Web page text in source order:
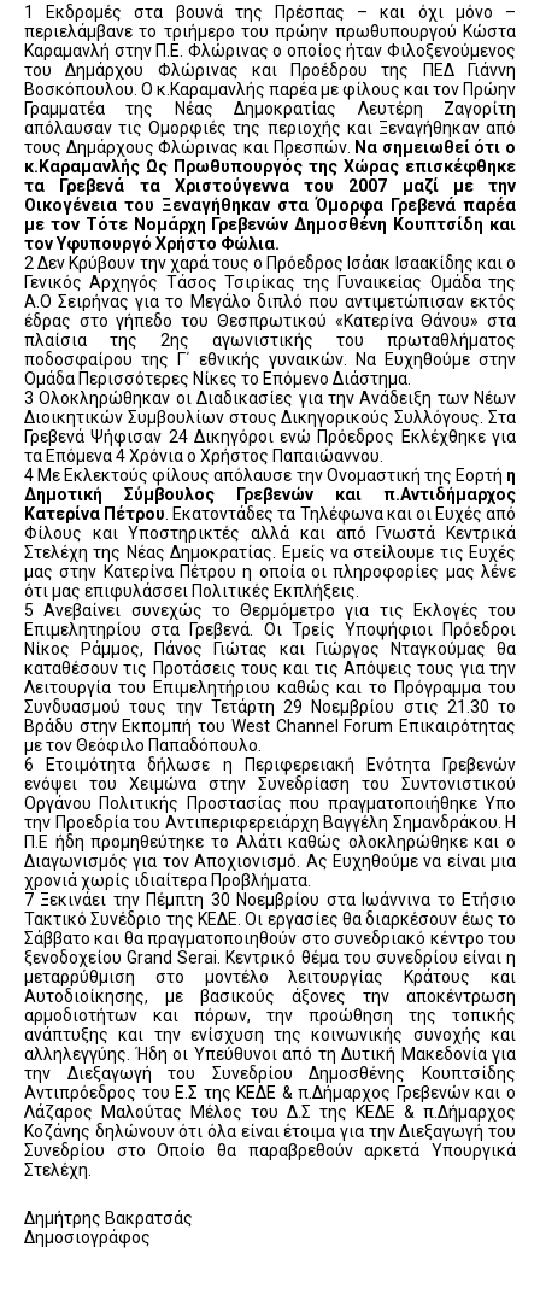
1 Εκδρομές στα βουνά της Πρέσπας – και όχι μόνο –
περιελάμβανε το τριήμερο του πρώην πρωθυπουργού Κώστα
Καραμανλή στην Π.Ε. Φλώρινας ο οποίος ήταν Φιλοξενούμενος
του Δημάρχου Φλώρινας και Προέδρου της ΠΕΔ Γιάννη
Βοσκόπουλου. Ο κ.Καραμανλής παρέα με φίλους και τον Πρώην
Γραμματέα της Νέας Δημοκρατίας Λευτέρη Ζαγορίτη
απόλαυσαν τις Ομορφιές της περιοχής και Ξεναγήθηκαν από
τους Δημάρχους Φλώρινας και Πρεσπών. Να σημειωθεί ότι ο
κ.Καραμανλής Ως Πρωθυπουργός της Χώρας επισκέφθηκε
τα Γρεβενά τα Χριστούγεννα του 2007 μαζί με την
Οικογένεια του Ξεναγήθηκαν στα Όμορφα Γρεβενά παρέα
με τον Τότε Νομάρχη Γρεβενών Δημοσθένη Κουπτσίδη και
τον Υφυπουργό Χρήστο Φώλια.
2 Δεν Κρύβουν την χαρά τους ο Πρόεδρος Ισάακ Ισαακίδης και ο
Γενικός Αρχηγός Τάσος Τσιρίκας της Γυναικείας Ομάδα της
Α.Ο Σειρήνας για το Μεγάλο διπλό που αντιμετώπισαν εκτός
έδρας στο γήπεδο του Θεσπρωτικού «Κατερίνα Θάνου» στα
πλαίσια της 2ης αγωνιστικής του πρωταθλήματος
ποδοσφαίρου της Γ΄ εθνικής γυναικών. Να Ευχηθούμε στην
Ομάδα Περισσότερες Νίκες το Επόμενο Διάστημα.
3 Ολοκληρώθηκαν οι Διαδικασίες για την Ανάδειξη των Νέων
Διοικητικών Συμβουλίων στους Δικηγορικούς Συλλόγους. Στα
Γρεβενά Ψήφισαν 24 Δικηγόροι ενώ Πρόεδρος Εκλέχθηκε για
τα Επόμενα 4 Χρόνια ο Χρήστος Παπαιώαννου.
4 Με Εκλεκτούς φίλους απόλαυσε την Ονομαστική της Εορτή η
Δημοτική Σύμβουλος Γρεβενών και π.Αντιδήμαρχος
Κατερίνα Πέτρου . Εκατοντάδες τα Τηλέφωνα και οι Ευχές από
Φίλους και Υποστηρικτές αλλά και από Γνωστά Κεντρικά
Στελέχη της Νέας Δημοκρατίας. Εμείς να στείλουμε τις Ευχές
μας στην Κατερίνα Πέτρου η οποία οι πληροφορίες μας λένε
ότι μας επιφυλάσσει Πολιτικές Εκπλήξεις.
5 Ανεβαίνει συνεχώς το Θερμόμετρο για τις Εκλογές του
Επιμελητηρίου στα Γρεβενά. Οι Τρείς Υποψήφιοι Πρόεδροι
Νίκος Ράμμος, Πάνος Γιώτας και Γιώργος Νταγκούμας θα
καταθέσουν τις Προτάσεις τους και τις Απόψεις τους για την
Λειτουργία του Επιμελητήριου καθώς και το Πρόγραμμα του
Συνδυασμού τους την Τετάρτη 29 Νοεμβρίου στις 21.30 το
Βράδυ στην Εκπομπή του West Channel Forum Eπικαιρότητας
με τον Θεόφιλο Παπαδόπουλο.
6 Ετοιμότητα δήλωσε η Περιφερειακή Ενότητα Γρεβενών
ενόψει του Χειμώνα στην Συνεδρίαση του Συντονιστικού
Οργάνου Πολιτικής Προστασίας που πραγματοποιήθηκε Υπο
την Προεδρία του Αντιπεριφερειάρχη Βαγγέλη Σημανδράκου. Η
Π.Ε ήδη προμηθεύτηκε το Αλάτι καθώς ολοκληρώθηκε και ο
Διαγωνισμός για τον Αποχιονισμό. Ας Ευχηθούμε να είναι μια
χρονιά χωρίς ιδιαίτερα Προβλήματα.
7 Ξεκινάει την Πέμπτη 30 Νοεμβρίου στα Ιωάννινα το Ετήσιο
Τακτικό Συνέδριο της ΚΕΔΕ. Οι εργασίες θα διαρκέσουν έως το
Σάββατο και θα πραγματοποιηθούν στο συνεδριακό κέντρο του
ξενοδοχείου Grand Serai. Κεντρικό θέμα του συνεδρίου είναι η
μεταρρύθμιση στο μοντέλο λειτουργίας Κράτους και
Αυτοδιοίκησης, με βασικούς άξονες την αποκέντρωση
αρμοδιοτήτων και πόρων, την προώθηση της τοπικής
ανάπτυξης και την ενίσχυση της κοινωνικής συνοχής και
αλληλεγγύης. Ήδη οι Υπεύθυνοι από τη Δυτική Μακεδονία για
την Διεξαγωγή του Συνεδρίου Δημοσθένης Κουπτσίδης
Αντιπρόεδρος του Ε.Σ της ΚΕΔΕ & π.Δήμαρχος Γρεβενών και ο
Λάζαρος Μαλούτας Μέλος του Δ.Σ της ΚΕΔΕ & π.Δήμαρχος
Κοζάνης δηλώνουν ότι όλα είναι έτοιμα για την Διεξαγωγή του
Συνεδρίου στο Οποίο θα παραβρεθούν αρκετά Υπουργικά
Στελέχη.
Δημήτρης Βακρατσάς
Δημοσιογράφος